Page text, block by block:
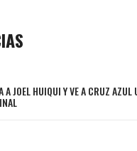
A JOEL HUIQUI Y VE A CRUZ AZUL